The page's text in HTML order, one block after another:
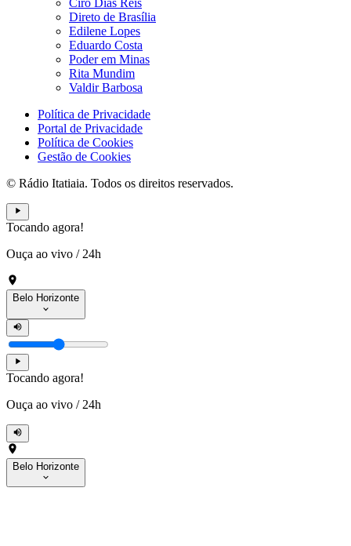
Ciro Dias Reis
Direto de Brasília
Edilene Lopes
Eduardo Costa
Poder em Minas
Rita Mundim
Valdir Barbosa
Política de Privacidade
Portal de Privacidade
Política de Cookies
Gestão de Cookies
© Rádio Itatiaia. Todos os direitos reservados.
Tocando agora!
Ouça ao vivo / 24h
Belo Horizonte
Tocando agora!
Ouça ao vivo / 24h
Belo Horizonte